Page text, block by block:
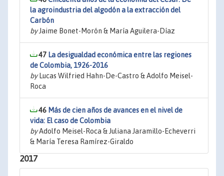
la agroindustria del algodón a la extracción del
Carbón
byJaime Bonet-Morón & María Aguilera-Díaz
47 La desigualdad económica entre las regiones
de Colombia, 1926-2016
byLucas Wilfried Hahn-De-Castro & Adolfo Meisel-
Roca
46 Más de cien años de avances en el nivel de
vida: El caso de Colombia
byAdolfo Meisel-Roca & Juliana Jaramillo-Echeverri
& María Teresa Ramírez-Giraldo
2017